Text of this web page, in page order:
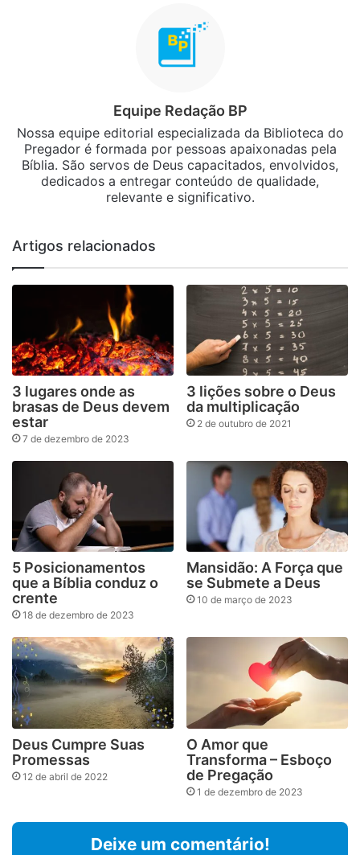
Equipe Redação BP
Nossa equipe editorial especializada da Biblioteca do
Pregador é formada por pessoas apaixonadas pela
Bíblia. São servos de Deus capacitados, envolvidos,
dedicados a entregar conteúdo de qualidade,
relevante e significativo.
Artigos relacionados
3 lugares onde as
brasas de Deus devem
estar
7 de dezembro de 2023
3 lições sobre o Deus
da multiplicação
2 de outubro de 2021
5 Posicionamentos
que a Bíblia conduz o
crente
18 de dezembro de 2023
Mansidão: A Força que
se Submete a Deus
10 de março de 2023
Deus Cumpre Suas
Promessas
12 de abril de 2022
O Amor que
Transforma – Esboço
de Pregação
1 de dezembro de 2023
Deixe um comentário!